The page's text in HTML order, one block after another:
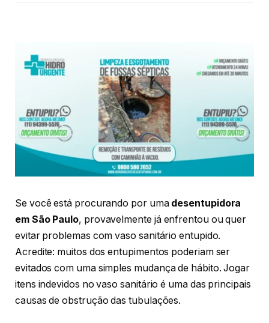
Se você está procurando por uma desentupidora
em São Paulo, provavelmente já enfrentou ou quer
evitar problemas com vaso sanitário entupido.
Acredite: muitos dos entupimentos poderiam ser
evitados com uma simples mudança de hábito. Jogar
itens indevidos no vaso sanitário é uma das principais
causas de obstrução das tubulações.